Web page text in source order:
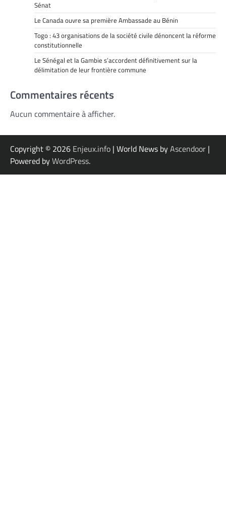
Sénat
Le Canada ouvre sa première Ambassade au Bénin
Togo : 43 organisations de la société civile dénoncent la réforme
constitutionnelle
Le Sénégal et la Gambie s’accordent définitivement sur la
délimitation de leur frontière commune
Commentaires récents
Aucun commentaire à afficher.
Copyright © 2026 Enjeux.info | World News byAscendoor |
Powered byWordPress.